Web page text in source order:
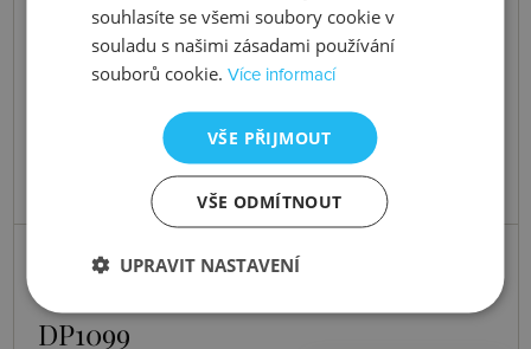
DP1099
souhlasíte se všemi soubory cookie v
souladu s našimi zásadami používání
souborů cookie.Více informací
VŠE PŘIJMOUT
VŠE ODMÍTNOUT
UPRAVIT NASTAVENÍ